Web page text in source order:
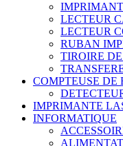
LECTEUR
LECTEUR
RUBAN
TIROIRE
COMPTEUSE DE
IMPRIMANTE
INFORMATIQUE